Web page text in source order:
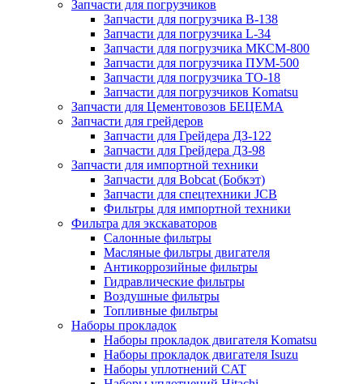
Запчасти для погрузчиков
Запчасти для погрузчика B-138
Запчасти для погрузчика L-34
Запчасти для погрузчика МКСМ-800
Запчасти для погрузчика ПУМ-500
Запчасти для погрузчика ТО-18
Запчасти для погрузчиков Komatsu
Запчасти для Цементовозов БЕЦЕМА
Запчасти для грейдеров
Запчасти для Грейдера ДЗ-122
Запчасти для Грейдера ДЗ-98
Запчасти для импортной техники
Запчасти для Bobcat (Бобкэт)
Запчасти для спецтехники JCB
Фильтры для импортной техники
Фильтра для экскаваторов
Салонные фильтры
Масляные фильтры двигателя
Антикоррозийные фильтры
Гидравлические фильтры
Воздушные фильтры
Топливные фильтры
Наборы прокладок
Наборы прокладок двигателя Komatsu
Наборы прокладок двигателя Isuzu
Наборы уплотнений CAT